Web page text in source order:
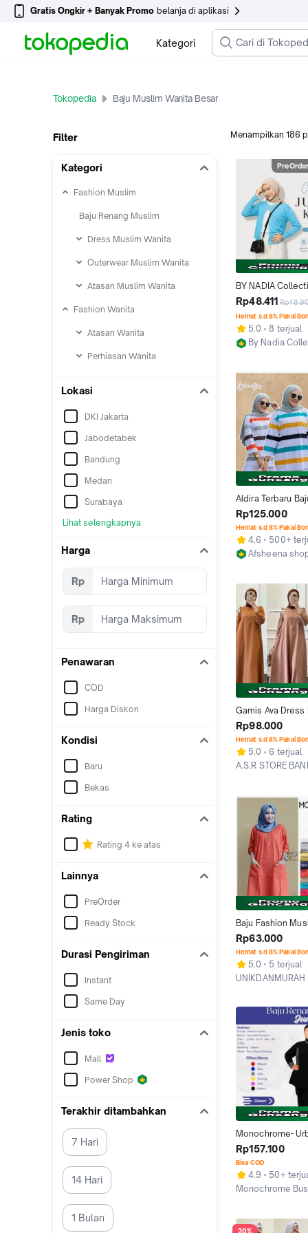
Gratis Ongkir + Banyak Promo belanja di aplikasi
Kategori
Tokopedia Baju Muslim Wanita Besar
Filter
Kategori
Fashion Muslim
Baju Renang Muslim
Dress Muslim Wanita
Outerwear Muslim Wanita
Atasan Muslim Wanita
Fashion Wanita
Atasan Wanita
Perhiasan Wanita
Lokasi
DKI Jakarta
Jabodetabek
Bandung
Medan
Surabaya
Lihat selengkapnya
Harga
Rp
Rp
Penawaran
COD
Harga Diskon
Kondisi
Baru
Bekas
Rating
Rating 4 ke atas
Lainnya
PreOrder
Ready Stock
Durasi Pengiriman
Instant
Same Day
Jenis toko
Mall
Power Shop
Terakhir ditambahkan
7 Hari
14 Hari
1 Bulan
Menampilkan 186
PreOrder
BY NADIA
Cardigan Knit
Lengan Panjang
Ukuran Besar
Aktivitas Baju
Outer Kardigan
Rp48.411
Hemat s.d 8% Pakai
5.0
8 terjual
By Nadia
Aldira Terbaru
Big Salur Oversize
Atasan Wanita
Belang Motif
Garis Besar
Muslim Panjang
Putih  Hitam
Rp125.000
Hemat s.d 8% Pakai
4.6
500+
Afsheena
Gamis Ava Dress
Busui Pakian
Modern Remaja
Terbaru Kekinian
Lembut Size S M L
Besar Jumbo Big
Oversize Baju
Kondangan
Berkualitas
Rp98.000
Hemat s.d 8% Pakai
5.0
6 terjual
A.S.R STORE
Baju Fashion
Monna Jumbo
Wolfis Size L Besar
Rp63.000
Hemat s.d 8% Pakai
5.0
5 terjual
UNIKDANMURAH
Monochrome-
Setelan Baju
Model Muslim
Lengkap Atasan
Ukuran Super
Rp157.100
Bisa COD
4.9
50+
Monochrome
20%